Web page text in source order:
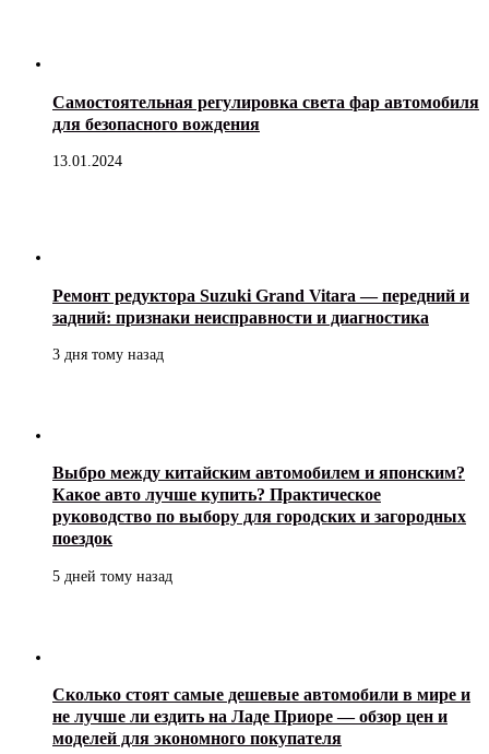
Самостоятельная регулировка света фар автомобиля
для безопасного вождения
13.01.2024
Ремонт редуктора Suzuki Grand Vitara — передний и
задний: признаки неисправности и диагностика
3 дня тому назад
Выбро между китайским автомобилем и японским?
Какое авто лучше купить? Практическое
руководство по выбору для городских и загородных
поездок
5 дней тому назад
Сколько стоят самые дешевые автомобили в мире и
не лучше ли ездить на Ладе Приоре — обзор цен и
моделей для экономного покупателя